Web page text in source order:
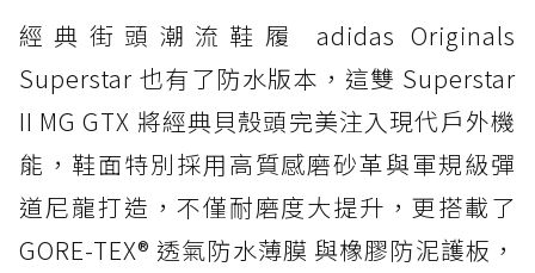
防水鞋推薦 4. ASICS TRABUCO 14 GTX：搭
載 GORE-TEX 隱形貼合科技，全方位防水神鞋
防水鞋推薦 5. Salomon XT-6 GORE-TEX：潮
人必備山系鞋王！防滑、防水與街頭顏值一次攻
頂
防水鞋推薦 6. HOKA Stinson Evo GTX：越野
復刻厚底，GORE-TEX 防水與增高神器一次滿
經典街頭潮流鞋履 adidas Originals
Superstar 也有了防水版本，這雙 Superstar
II MG GTX 將經典貝殼頭完美注入現代戶外機
能，鞋面特別採用高質感磨砂革與軍規級彈
道尼龍打造，不僅耐磨度大提升，更搭載了
GORE-TEX® 透氣防水薄膜 與橡膠防泥護板，